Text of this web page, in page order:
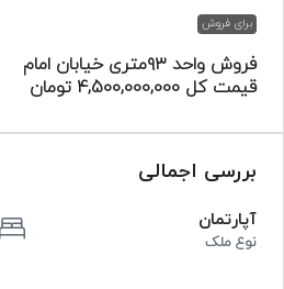
برای فروش
فروش واحد ۹۳متری خیابان امام
قیمت کل 4,500,000,000 تومان
بررسی اجمالی
آپارتمان
نوع ملک